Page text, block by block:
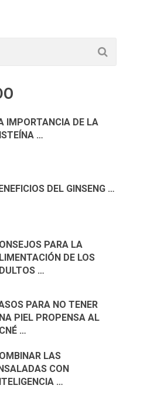
IMPORTANCIA DE LA
…
DEL GINSENG …
PARA LA
DE LOS
…
PARA NO TENER
PIEL PROPENSA AL
…
LAS
CON
…